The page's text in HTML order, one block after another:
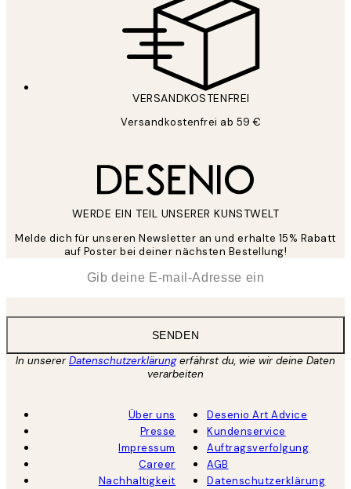
VERSANDKOSTENFREI
Versandkostenfrei ab 59 €
WERDE EIN TEIL UNSERER KUNSTWELT
Melde dich für unseren Newsletter an und erhalte 15% Rabatt
auf Poster bei deiner nächsten Bestellung!
SENDEN
In unsererDatenschutzerklärungerfährst du, wie wir deine Daten
verarbeiten
Über uns
Presse
Impressum
Career
Nachhaltigkeit
Desenio Art Advice
Kundenservice
Auftragsverfolgung
AGB
Datenschutzerklärung